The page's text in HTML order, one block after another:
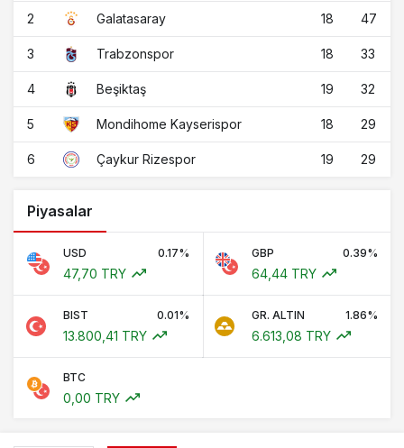
2 Galatasaray 18 47
3 Trabzonspor 18 33
4 Beşiktaş 19 32
5 Mondihome Kayserispor 18 29
6 Çaykur Rizespor 19 29
Piyasalar
USD 0.17%
47,70 TRY
GBP 0.39%
64,44 TRY
BIST 0.01%
13.800,41 TRY
GR. ALTIN 1.86%
6.613,08 TRY
BTC
0,00 TRY